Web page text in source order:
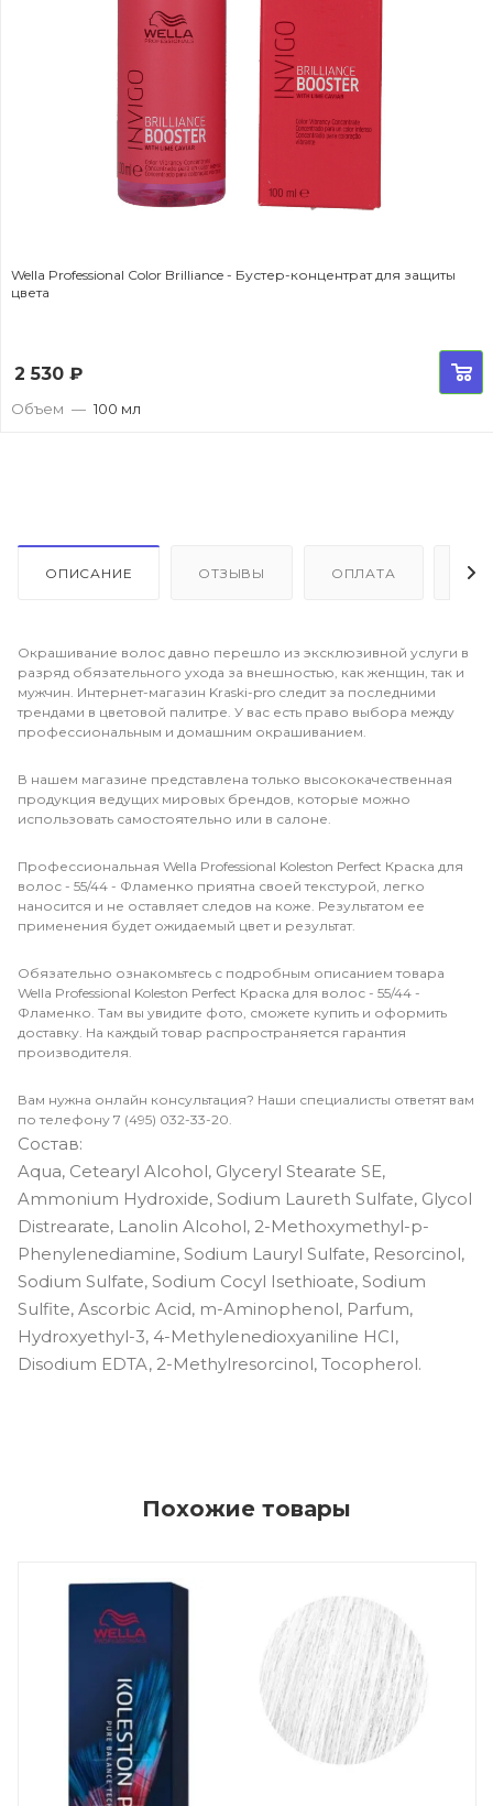
Wella Professional Color Brilliance - Бустер-концентрат для защиты
цвета
2 530 ₽
Объем — 100 мл
ОПИСАНИЕ ОТЗЫВЫ ОПЛАТА
Окрашивание волос давно перешло из эксклюзивной услуги в
разряд обязательного ухода за внешностью, как женщин, так и
мужчин. Интернет-магазин Kraski-pro следит за последними
трендами в цветовой палитре. У вас есть право выбора между
профессиональным и домашним окрашиванием.
В нашем магазине представлена только высококачественная
продукция ведущих мировых брендов, которые можно
использовать самостоятельно или в салоне.
Профессиональная Wella Professional Koleston Perfect Краска для
волос - 55/44 - Фламенко приятна своей текстурой, легко
наносится и не оставляет следов на коже. Результатом ее
применения будет ожидаемый цвет и результат.
Обязательно ознакомьтесь с подробным описанием товара
Wella Professional Koleston Perfect Краска для волос - 55/44 -
Фламенко. Там вы увидите фото, сможете купить и оформить
доставку. На каждый товар распространяется гарантия
производителя.
Вам нужна онлайн консультация? Наши специалисты ответят вам
по телефону 7 (495) 032-33-20.
Состав:
Aqua, Cetearyl Alcohol, Glyceryl Stearate SE,
Ammonium Hydroxide, Sodium Laureth Sulfate, Glycol
Distrearate, Lanolin Alcohol, 2-Methoxymethyl-p-
Phenylenediamine, Sodium Lauryl Sulfate, Resorcinol,
Sodium Sulfate, Sodium Cocyl Isethioate, Sodium
Sulfite, Ascorbic Acid, m-Aminophenol, Parfum,
Hydroxyethyl-3, 4-Methylenedioxyaniline HCI,
Disodium EDTA, 2-Methylresorcinol, Tocopherol.
Похожие товары